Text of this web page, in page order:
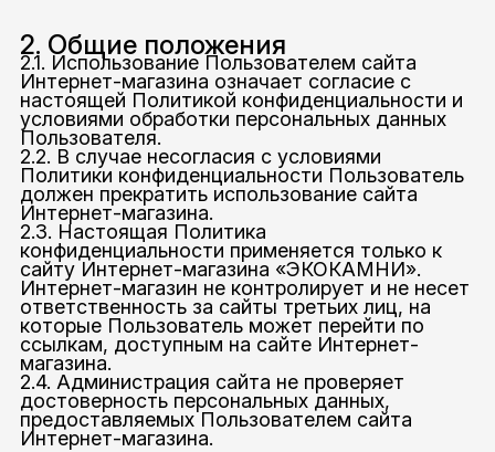
2. Общие положения
2.1. Использование Пользователем сайта
Интернет-магазина означает согласие с
настоящей Политикой конфиденциальности и
условиями обработки персональных данных
Пользователя.
2.2. В случае несогласия с условиями
Политики конфиденциальности Пользователь
должен прекратить использование сайта
Интернет-магазина.
2.3. Настоящая Политика
конфиденциальности применяется только к
сайту Интернет-магазина «ЭКОКАМНИ».
Интернет-магазин не контролирует и не несет
ответственность за сайты третьих лиц, на
которые Пользователь может перейти по
ссылкам, доступным на сайте Интернет-
магазина.
2.4. Администрация сайта не проверяет
достоверность персональных данных,
предоставляемых Пользователем сайта
Интернет-магазина.